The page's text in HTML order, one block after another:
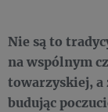
Nie są to
na wspólnym
towarzyskiej, a
budując